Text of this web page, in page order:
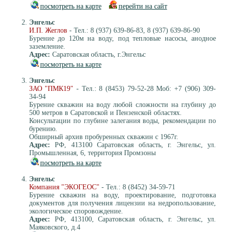
посмотреть на карте
перейти на сайт
Энгельс
И.П. Жеглов - Тел.: 8 (937) 639-86-83, 8 (937) 639-86-90
Бурение до 120м на воду, под тепловые насосы, анодное
заземление.
Адрес: Саратовская область, г.Энгельс
посмотреть на карте
Энгельс
ЗАО "ПМК19" - Тел.: 8 (8453) 79-52-28 Моб: +7 (906) 309-
34-94
Бурение скважин на воду любой сложности на глубину до
500 метров в Саратовской и Пензенской областях.
Консультации по глубине залегания воды, рекомендации по
бурению.
Обширный архив пробуренных скважин с 1967г.
Адрес: РФ, 413100 Саратовская область, г. Энгельс, ул.
Промышленная, 6, территория Промзоны
посмотреть на карте
Энгельс
Компания "ЭКОГЕОС" - Тел.: 8 (8452) 34-59-71
Бурение скважин на воду, проектирование, подготовка
документов для получения лицензии на недропользование,
экологическое споровождение.
Адрес: РФ, 413100, Саратовская область, г. Энгельс, ул.
Маяковского, д.4